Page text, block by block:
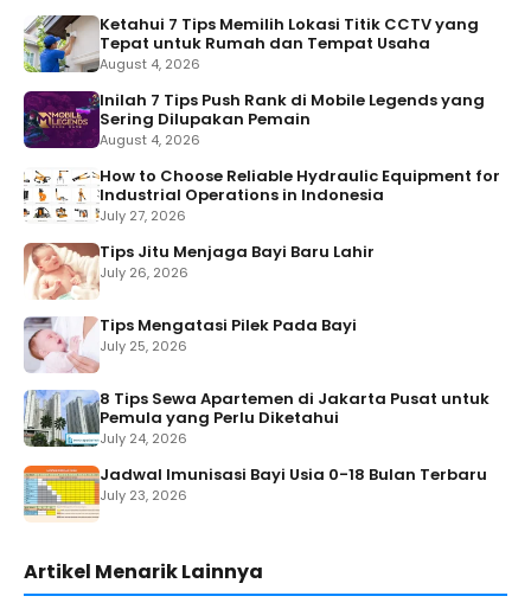
Ketahui 7 Tips Memilih Lokasi Titik CCTV yang
Tepat untuk Rumah dan Tempat Usaha
August 4, 2026
Inilah 7 Tips Push Rank di Mobile Legends yang
Sering Dilupakan Pemain
August 4, 2026
How to Choose Reliable Hydraulic Equipment for
Industrial Operations in Indonesia
July 27, 2026
Tips Jitu Menjaga Bayi Baru Lahir
July 26, 2026
Tips Mengatasi Pilek Pada Bayi
July 25, 2026
8 Tips Sewa Apartemen di Jakarta Pusat untuk
Pemula yang Perlu Diketahui
July 24, 2026
Jadwal Imunisasi Bayi Usia 0-18 Bulan Terbaru
July 23, 2026
Artikel Menarik Lainnya